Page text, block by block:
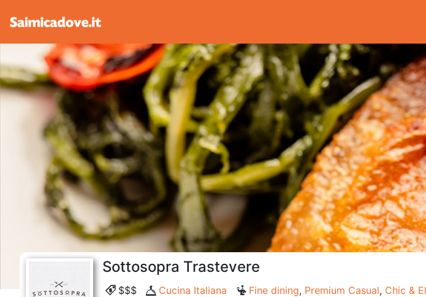
Sottosopra Trastevere
$$$ Cucina Italiana Fine dining, Premium Casual, Chic &